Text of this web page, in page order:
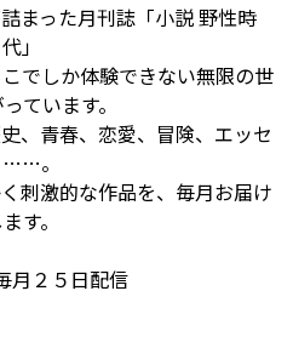
まった月刊誌「小説 野性時
代」
でしか体験できない無限の世
ています。
、青春、恋愛、冒険、エッセ
。
刺激的な作品を、毎月お届け
す。
月２５日配信